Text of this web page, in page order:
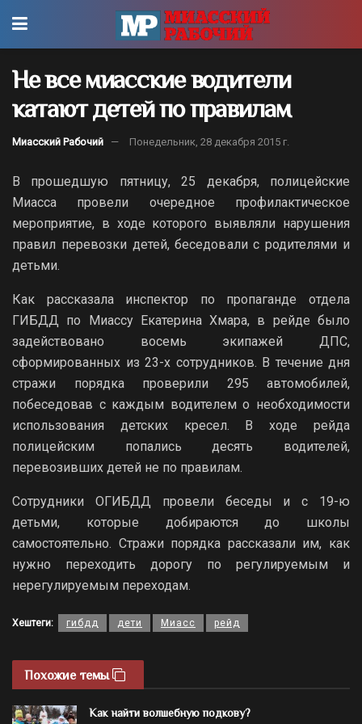
Не все миасские водители
катают детей по правилам
Миасский Рабочий Понедельник, 28 декабря 2015 г.
В прошедшую пятницу, 25 декабря, полицейские
Миасса провели очередное профилактическое
мероприятие, в ходе которого выявляли нарушения
правил перевозки детей, беседовали с родителями и
детьми.
Как рассказала инспектор по пропаганде отдела
ГИБДД по Миассу Екатерина Хмара, в рейде было
задействовано восемь экипажей ДПС,
сформированных из 23-х сотрудников. В течение дня
стражи порядка проверили 295 автомобилей,
побеседовав с каждым водителем о необходимости
использования детских кресел. В ходе рейда
полицейским попались десять водителей,
перевозивших детей не по правилам.
Сотрудники ОГИБДД провели беседы и с 19-ю
детьми, которые добираются до школы
самостоятельно. Стражи порядка рассказали им, как
нужно переходить дорогу по регулируемым и
нерегулируемым переходам.
Хештеги: гибдд дети Миасс рейд
Похожие темы
Как найти волшебную подкову?